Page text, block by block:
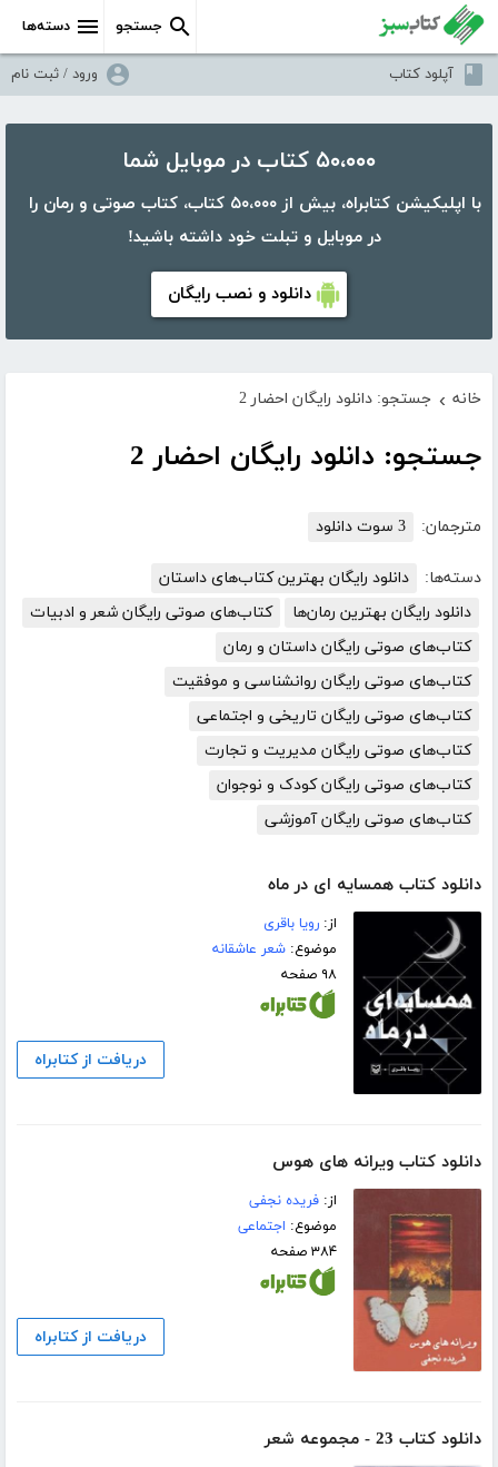
دسته‌ها جستجو
آپلود کتاب ورود / ثبت نام
۵۰،۰۰۰ کتاب در موبایل شما
با اپلیکیشن کتابراه، بیش از ۵۰،۰۰۰ کتاب، کتاب صوتی و رمان را
در موبایل و تبلت خود داشته باشید!
دانلود و نصب رایگان
خانه › جستجو: دانلود رایگان احضار 2
جستجو: دانلود رایگان احضار 2
مترجمان: 3 سوت دانلود
دسته‌ها:
دانلود رایگان بهترین کتاب‌های داستان
دانلود رایگان بهترین رمان‌ها
کتاب‌های صوتی رایگان شعر و ادبیات
کتاب‌های صوتی رایگان داستان و رمان
کتاب‌های صوتی رایگان روانشناسی و موفقیت
کتاب‌های صوتی رایگان تاریخی و اجتماعی
کتاب‌های صوتی رایگان مدیریت و تجارت
کتاب‌های صوتی رایگان کودک و نوجوان
کتاب‌های صوتی رایگان آموزشی
دانلود کتاب همسایه ای در ماه
از:رویا باقری
موضوع:شعر عاشقانه
۹۸ صفحه
دریافت از کتابراه
دانلود کتاب ویرانه های هوس
از:فریده نجفی
موضوع: اجتماعی
۳۸۴ صفحه
دریافت از کتابراه
دانلود کتاب 23 - مجموعه شعر